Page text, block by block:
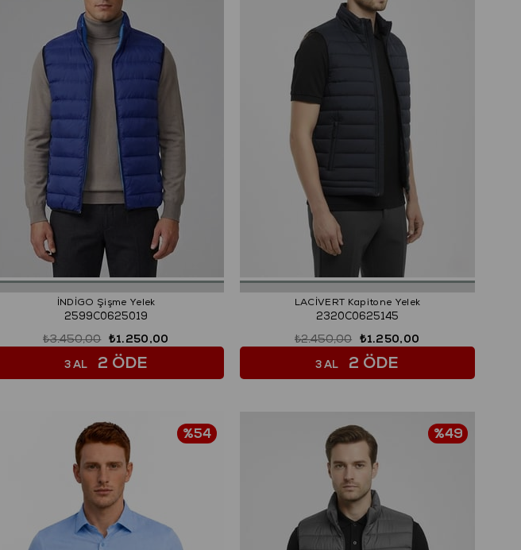
İNDİGO Şişme Yelek
2599C0625019
₺1.250,00
₺3.450,00
3 AL 2 ÖDE
LACİVERT Kapitone Yelek
2320C0625145
₺1.250,00
₺2.450,00
3 AL 2 ÖDE
%54 %49